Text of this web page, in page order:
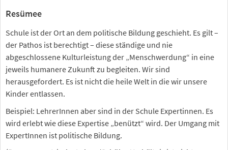
Resümee
Schule ist der Ort an dem politische Bildung geschieht. Es gilt –
der Pathos ist berechtigt – diese ständige und nie
abgeschlossene Kulturleistung der „Menschwerdung“ in eine
jeweils humanere Zukunft zu begleiten. Wir sind
herausgefordert. Es ist nicht die heile Welt in die wir unsere
Kinder entlassen.
Beispiel: LehrerInnen aber sind in der Schule Expertinnen. Es
wird erlebt wie diese Expertise „benützt“ wird. Der Umgang mit
ExpertInnen ist politische Bildung.